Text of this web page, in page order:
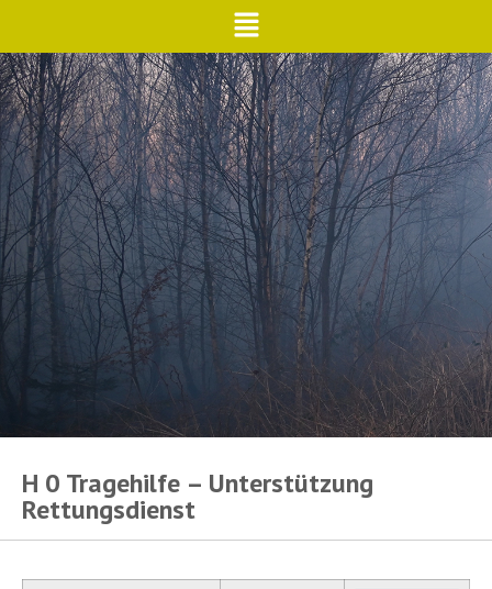
H 0 Tragehilfe – Unterstützung
Rettungsdienst